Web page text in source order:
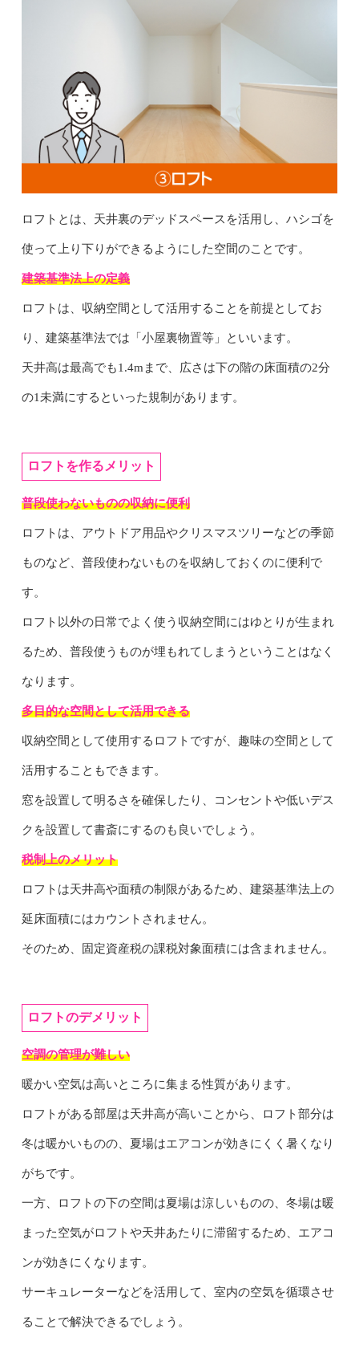
ロフトとは、天井裏のデッドスペースを活用し、ハシゴを
使って上り下りができるようにした空間のことです。
建築基準法上の定義
ロフトは、収納空間として活用することを前提としてお
り、建築基準法では「小屋裏物置等」といいます。
天井高は最高でも1.4mまで、広さは下の階の床面積の2分
の1未満にするといった規制があります。
ロフトを作るメリット
普段使わないものの収納に便利
ロフトは、アウトドア用品やクリスマスツリーなどの季節
ものなど、普段使わないものを収納しておくのに便利で
す。
ロフト以外の日常でよく使う収納空間にはゆとりが生まれ
るため、普段使うものが埋もれてしまうということはなく
なります。
多目的な空間として活用できる
収納空間として使用するロフトですが、趣味の空間として
活用することもできます。
窓を設置して明るさを確保したり、コンセントや低いデス
クを設置して書斎にするのも良いでしょう。
税制上のメリット
ロフトは天井高や面積の制限があるため、建築基準法上の
延床面積にはカウントされません。
そのため、固定資産税の課税対象面積には含まれません。
ロフトのデメリット
空調の管理が難しい
暖かい空気は高いところに集まる性質があります。
ロフトがある部屋は天井高が高いことから、ロフト部分は
冬は暖かいものの、夏場はエアコンが効きにくく暑くなり
がちです。
一方、ロフトの下の空間は夏場は涼しいものの、冬場は暖
まった空気がロフトや天井あたりに滞留するため、エアコ
ンが効きにくなります。
サーキュレーターなどを活用して、室内の空気を循環させ
ることで解決できるでしょう。